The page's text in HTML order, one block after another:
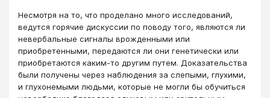
Несмотря на то, что проделано много исследований,
ведутся горячие дискуссии по поводу того, являются ли
невербальные сигналы врожденными или
приобретенными, передаются ли они генетически или
приобретаются каким-то другим путем. Доказательства
были получены через наблюдения за слепыми, глухими,
и глухонемыми людьми, которые не могли бы обучиться